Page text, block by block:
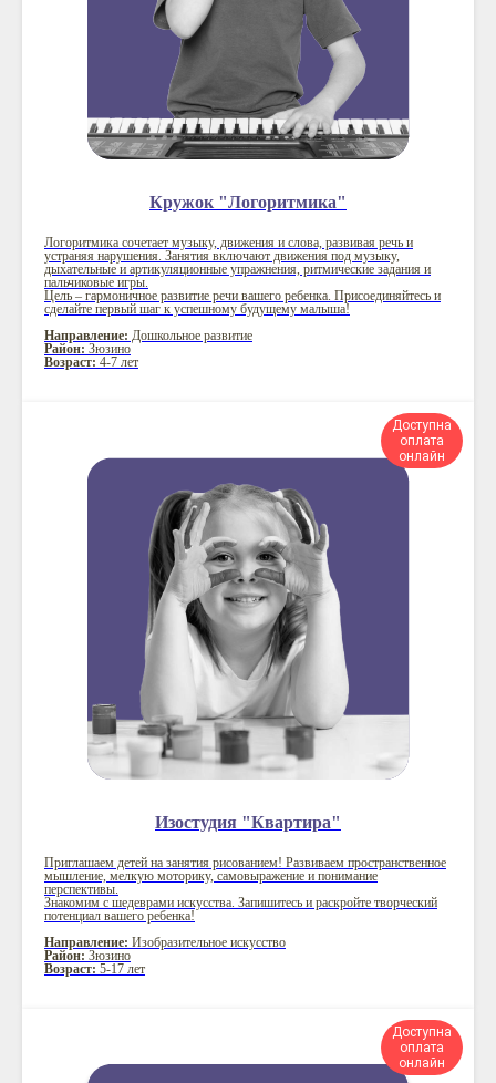
Кружок "Логоритмика"
Логоритмика сочетает музыку, движения и слова, развивая речь и
устраняя нарушения. Занятия включают движения под музыку,
дыхательные и артикуляционные упражнения, ритмические задания и
пальчиковые игры.
Цель – гармоничное развитие речи вашего ребенка. Присоединяйтесь и
сделайте первый шаг к успешному будущему малыша!
Направление: Дошкольное развитие
Район: Зюзино
Возраст: 4-7 лет
Доступна
оплата
онлайн
Изостудия "Квартира"
Приглашаем детей на занятия рисованием! Развиваем пространственное
мышление, мелкую моторику, самовыражение и понимание
перспективы.
Знакомим с шедеврами искусства. Запишитесь и раскройте творческий
потенциал вашего ребенка!
Направление: Изобразительное искусство
Район: Зюзино
Возраст: 5-17 лет
Доступна
оплата
онлайн